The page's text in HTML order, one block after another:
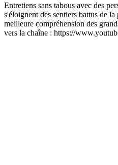
Entretiens sans tabous avec des
s'éloignent des sentiers battus de
meilleure compréhension des
vers la chaîne : https://